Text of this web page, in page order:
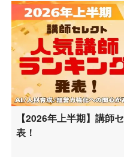
【2026年上半期】講師
表！